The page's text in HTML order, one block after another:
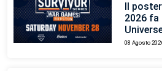
Il
2026 fa
08 Agosto